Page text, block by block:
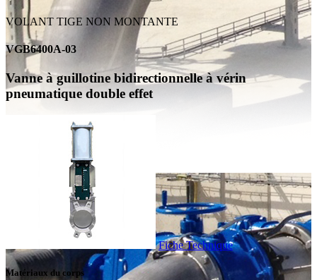
VOLANT TIGE NON MONTANTE
VGB6400A-03
Vanne à guillotine bidirectionnelle à vérin
pneumatique double effet
Fiche Technique
Matériaux du corps